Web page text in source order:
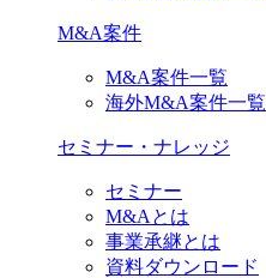
M&A案件
M&A案件一覧
海外M&A案件一覧
セミナー・ナレッジ
セミナー
M&Aとは
事業承継とは
資料ダウンロード